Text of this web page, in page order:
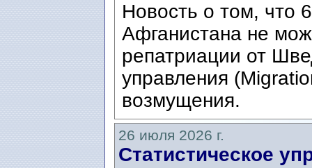
Новость о том, что
Афганистана не
репатриации от
управления
возмущения.
26 июля 2026 г.
Статистическое